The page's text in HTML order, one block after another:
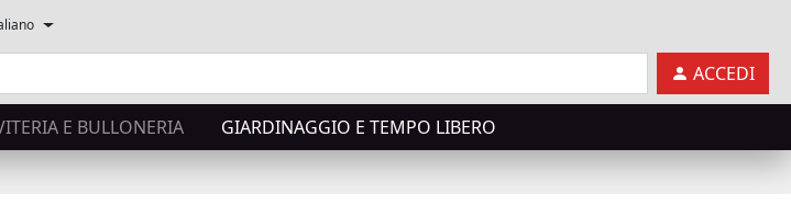
ACCEDI
E BULLONERIA GIARDINAGGIO E TEMPO LIBERO